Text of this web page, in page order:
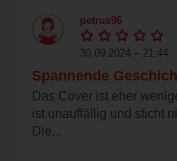
petrus96
30.09.2024 – 21:44
Spannende
Das Cover ist eher
ist unauffällig und sticht
Die...